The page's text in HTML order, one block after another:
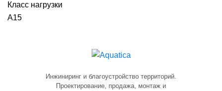
Класс нагрузки
А15
Инжиниринг и благоустройство территорий.
Проектирование, продажа, монтаж и